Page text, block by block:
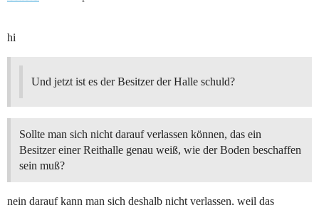
hi
Und jetzt ist es der Besitzer der Halle schuld?
Sollte man sich nicht darauf verlassen können, das ein
Besitzer einer Reithalle genau weiß, wie der Boden beschaffen
sein muß?
nein darauf kann man sich deshalb nicht verlassen, weil das